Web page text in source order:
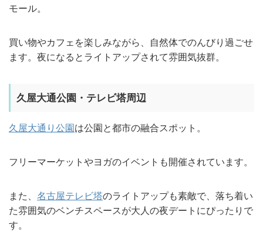
モール。
買い物やカフェを楽しみながら、自然体でのんびり過ごせ
ます。夜になるとライトアップされて雰囲気抜群。
久屋大通公園・テレビ塔周辺
久屋大通り公園は公園と都市の融合スポット。
フリーマーケットやヨガのイベントも開催されています。
また、 名古屋テレビ塔のライトアップも素敵で、落ち着い
た雰囲気のベンチスペースが大人の夜デートにぴったりで
す。